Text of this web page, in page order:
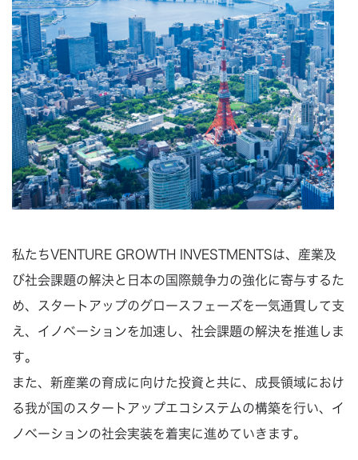
私たちVENTURE GROWTH INVESTMENTSは、産業及
び社会課題の解決と日本の国際競争力の強化に寄与するた
め、スタートアップのグロースフェーズを一気通貫して支
え、イノベーションを加速し、社会課題の解決を推進しま
す。
また、新産業の育成に向けた投資と共に、成長領域におけ
る我が国のスタートアップエコシステムの構築を行い、イ
ノベーションの社会実装を着実に進めていきます。